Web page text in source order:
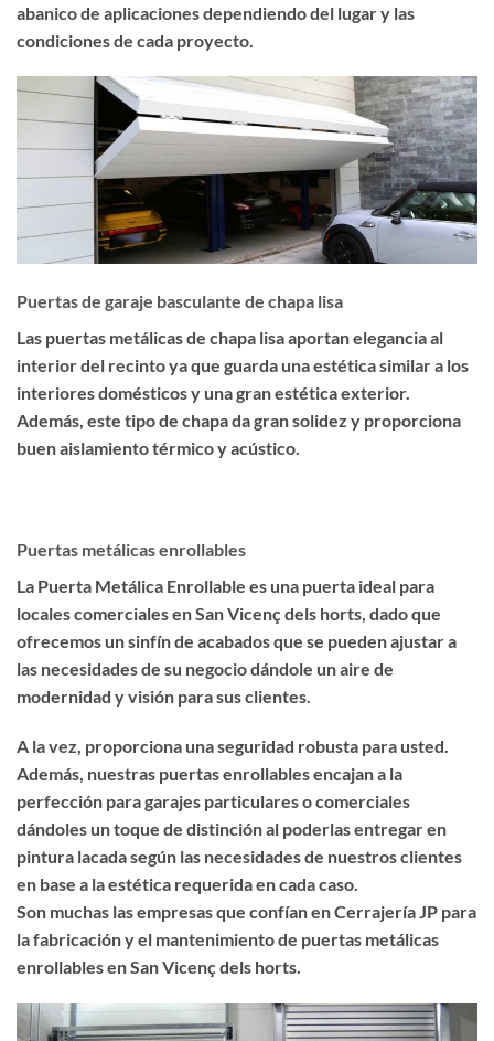
abanico de aplicaciones dependiendo del lugar y las
condiciones de cada proyecto.
Puertas de garaje basculante de chapa lisa
Las puertas metálicas de chapa lisa aportan elegancia al
interior del recinto ya que guarda una estética similar a los
interiores domésticos y una gran estética exterior.
Además, este tipo de chapa da gran solidez y proporciona
buen aislamiento térmico y acústico.
Puertas metálicas enrollables
La Puerta Metálica Enrollable es una puerta ideal para
locales comerciales en San Vicenç dels horts, dado que
ofrecemos un sinfín de acabados que se pueden ajustar a
las necesidades de su negocio dándole un aire de
modernidad y visión para sus clientes.
A la vez, proporciona una seguridad robusta para usted.
Además, nuestras puertas enrollables encajan a la
perfección para garajes particulares o comerciales
dándoles un toque de distinción al poderlas entregar en
pintura lacada según las necesidades de nuestros clientes
en base a la estética requerida en cada caso.
Son muchas las empresas que confían en Cerrajería JP para
la fabricación y el mantenimiento de puertas metálicas
enrollables en San Vicenç dels horts.